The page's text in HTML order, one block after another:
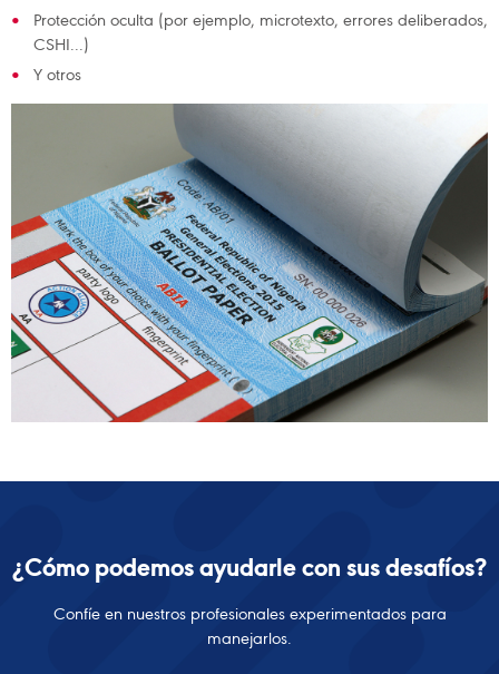
Protección oculta (por ejemplo, microtexto, errores deliberados,
CSHI...)
Y otros
¿Cómo podemos ayudarle con sus desafíos?
Confíe en nuestros profesionales experimentados para
manejarlos.